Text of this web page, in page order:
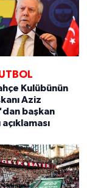
Kulübünün
Aziz
başkan
açıklaması